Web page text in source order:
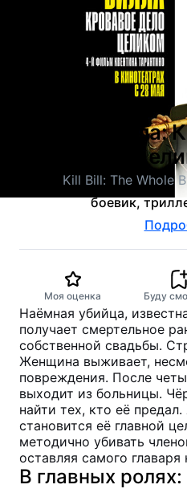
Убить Билла:
Kill Bill: The Whole
боевик,
Моя оценка Буду
Наёмная убийца,
получает смертельное
собственной свадьбы.
Женщина выживает,
повреждения. После
выходит из больницы.
найти тех, кто её
становится её главной
методично убивать
оставляя самого
В главных ролях: